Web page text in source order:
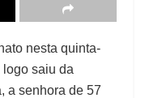
nesta quinta-
saiu da
a senhora de 57